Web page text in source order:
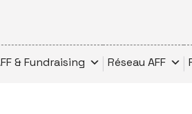
& Fundraising Réseau AFF